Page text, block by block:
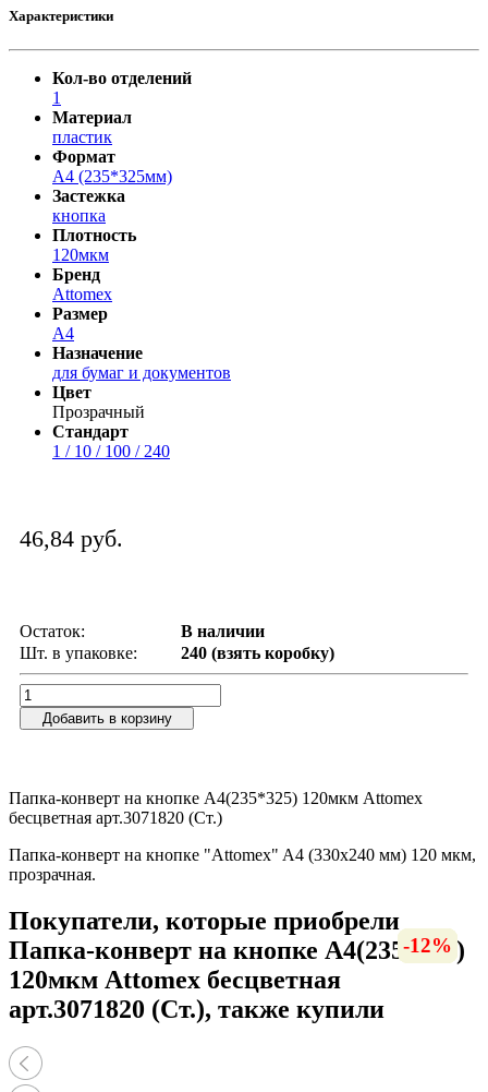
Характеристики
Кол-во отделений
1
Материал
пластик
Формат
A4 (235*325мм)
Застежка
кнопка
Плотность
120мкм
Бренд
Attomex
Размер
А4
Назначение
для бумаг и документов
Цвет
Прозрачный
Стандарт
1 / 10 / 100 / 240
46,84 руб.
Остаток:
В наличии
Шт. в упаковке:
240 (взять коробку)
Добавить в корзину
Папка-конверт на кнопке А4(235*325) 120мкм Attomex
бесцветная арт.3071820 (Ст.)
Папка-конверт на кнопке "Attomex" A4 (330x240 мм) 120 мкм,
прозрачная.
Покупатели, которые приобрели
Папка-конверт на кнопке А4(235*325)
120мкм Attomex бесцветная
арт.3071820 (Ст.), также купили
-13%
-8%
-13%
-7%
-12%